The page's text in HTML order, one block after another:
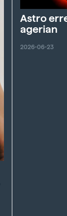
Astro
agerian
2026-06-23